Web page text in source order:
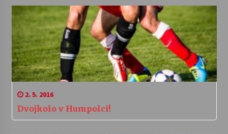
2. 5. 2016
Dvojkolo v Humpolci!